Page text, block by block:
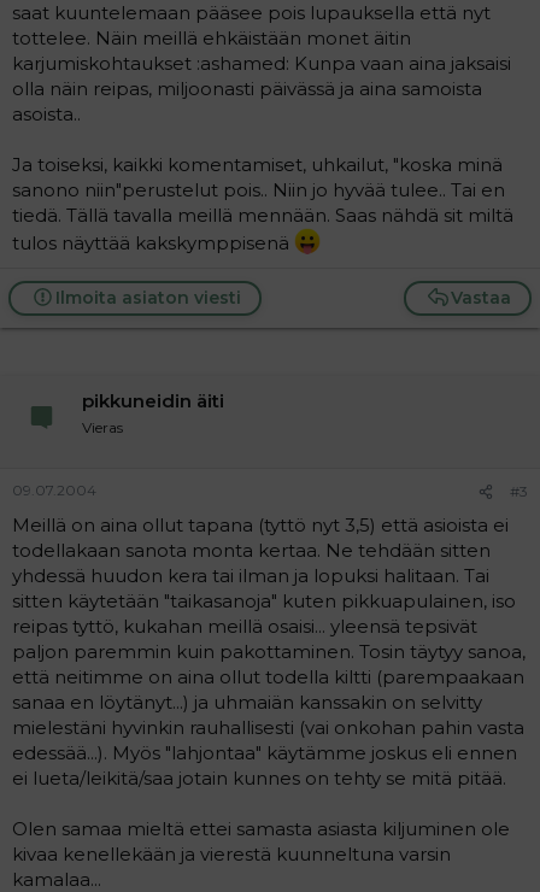
saat kuuntelemaan pääsee pois lupauksella että nyt
tottelee. Näin meillä ehkäistään monet äitin
karjumiskohtaukset :ashamed: Kunpa vaan aina jaksaisi
olla näin reipas, miljoonasti päivässä ja aina samoista
asoista..
Ja toiseksi, kaikki komentamiset, uhkailut, "koska minä
sanono niin"perustelut pois.. Niin jo hyvää tulee.. Tai en
tiedä. Tällä tavalla meillä mennään. Saas nähdä sit miltä
tulos näyttää kakskymppisenä
Vastaa
Ilmoita asiaton viesti
pikkuneidin äiti
Vieras
09.07.2004 #3
Meillä on aina ollut tapana (tyttö nyt 3,5) että asioista ei
todellakaan sanota monta kertaa. Ne tehdään sitten
yhdessä huudon kera tai ilman ja lopuksi halitaan. Tai
sitten käytetään "taikasanoja" kuten pikkuapulainen, iso
reipas tyttö, kukahan meillä osaisi... yleensä tepsivät
paljon paremmin kuin pakottaminen. Tosin täytyy sanoa,
että neitimme on aina ollut todella kiltti (parempaakaan
sanaa en löytänyt...) ja uhmaiän kanssakin on selvitty
mielestäni hyvinkin rauhallisesti (vai onkohan pahin vasta
edessää...). Myös "lahjontaa" käytämme joskus eli ennen
ei lueta/leikitä/saa jotain kunnes on tehty se mitä pitää.
Olen samaa mieltä ettei samasta asiasta kiljuminen ole
kivaa kenellekään ja vierestä kuunneltuna varsin
kamalaa...